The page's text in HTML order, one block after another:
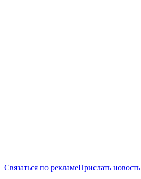
Связаться по рекламеПрислать новость